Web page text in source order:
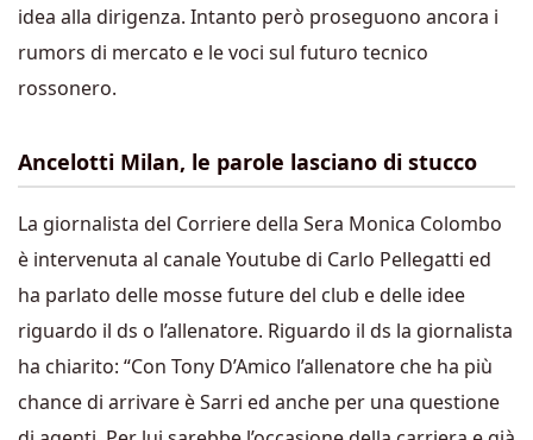
idea alla dirigenza. Intanto però proseguono ancora i
rumors di mercato e le voci sul futuro tecnico
rossonero.
Ancelotti Milan, le parole lasciano di stucco
La giornalista del Corriere della Sera Monica Colombo
è intervenuta al canale Youtube di Carlo Pellegatti ed
ha parlato delle mosse future del club e delle idee
riguardo il ds o l’allenatore. Riguardo il ds la giornalista
ha chiarito: “Con Tony D’Amico l’allenatore che ha più
chance di arrivare è Sarri ed anche per una questione